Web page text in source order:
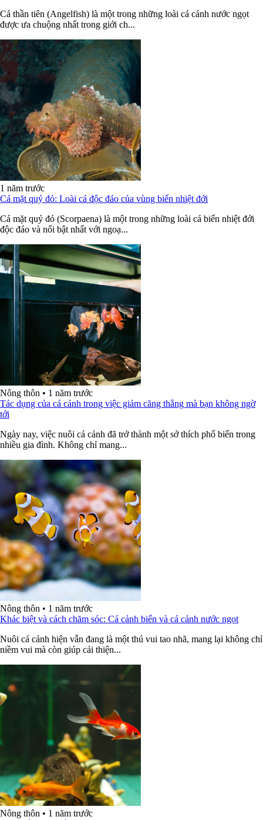
Cá thần tiên (Angelfish) là một trong những loài cá cảnh nước ngọt
được ưa chuộng nhất trong giới ch...
1 năm trước
Cá mặt quỷ đỏ: Loài cá độc đáo của vùng biển nhiệt đới
Cá mặt quỷ đỏ (Scorpaena) là một trong những loài cá biển nhiệt đới
độc đáo và nổi bật nhất với ngoạ...
Nông thôn • 1 năm trước
Tác dụng của cá cảnh trong việc giảm căng thẳng mà bạn không ngờ
tới
Ngày nay, việc nuôi cá cảnh đã trở thành một sở thích phổ biến trong
nhiều gia đình. Không chỉ mang...
Nông thôn • 1 năm trước
Khác biệt và cách chăm sóc: Cá cảnh biển và cá cảnh nước ngọt
Nuôi cá cảnh hiện vẫn đang là một thú vui tao nhã, mang lại không chỉ
niềm vui mà còn giúp cải thiện...
Nông thôn • 1 năm trước